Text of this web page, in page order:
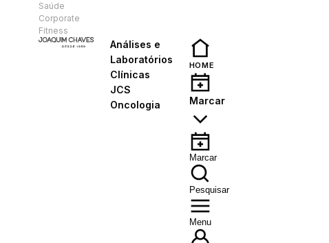
Saúde
Corporate
Fitness
Análises e
Laboratórios
Clínicas
JCS
Oncologia
HOME
Marcar
Marcar
Pesquisar
Menu